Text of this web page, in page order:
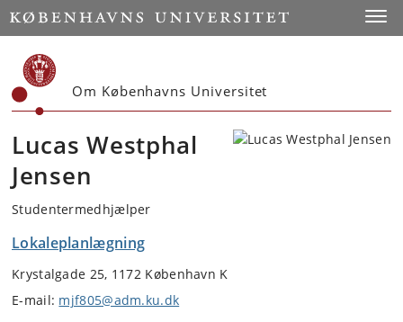
Start
Om Københavns Universitet
Lucas Westphal
Jensen
Studentermedhjælper
Lokaleplanlægning
Krystalgade 25, 1172 København K
E-mail: mjf805@adm.ku.dk